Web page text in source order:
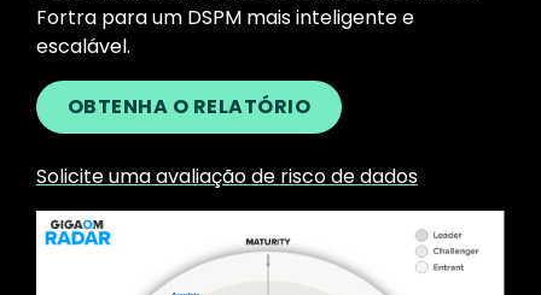
Fortra para um DSPM mais inteligente e
escalável.
OBTENHA O RELATÓRIO
Solicite uma avaliação de risco de dados
Image